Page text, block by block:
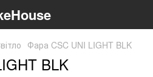
Фара CSC UNI LIGHT BLK
BLK